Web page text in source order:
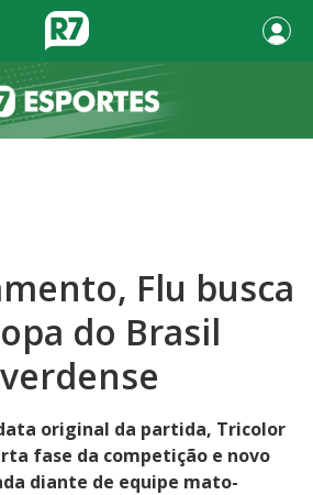
Flu busca
do Brasil
original da partida, Tricolor
fase da competição e novo
diante de equipe mato-